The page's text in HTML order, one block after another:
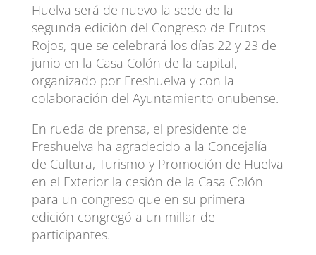
Huelva será de nuevo la sede de la
segunda edición del Congreso de Frutos
Rojos, que se celebrará los días 22 y 23 de
junio en la Casa Colón de la capital,
organizado por Freshuelva y con la
colaboración del Ayuntamiento onubense.
En rueda de prensa, el presidente de
Freshuelva ha agradecido a la Concejalía
de Cultura, Turismo y Promoción de Huelva
en el Exterior la cesión de la Casa Colón
para un congreso que en su primera
edición congregó a un millar de
participantes.